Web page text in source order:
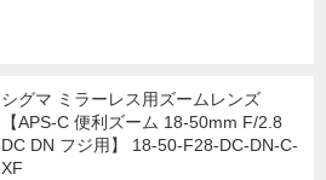
シグマ ミラーレス用ズームレンズ
【APS-C 便利ズーム 18-50mm F/2.8
DC DN フジ用】 18-50-F28-DC-DN-C-
XF